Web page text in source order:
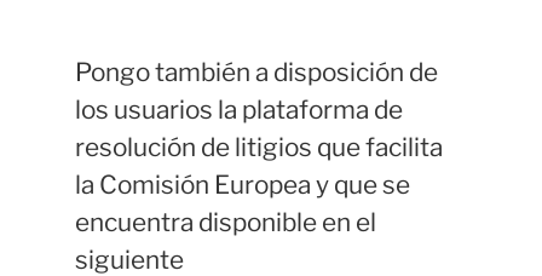
Pongo también a disposición de
los usuarios la plataforma de
resolución de litigios que facilita
la Comisión Europea y que se
encuentra disponible en el
siguiente